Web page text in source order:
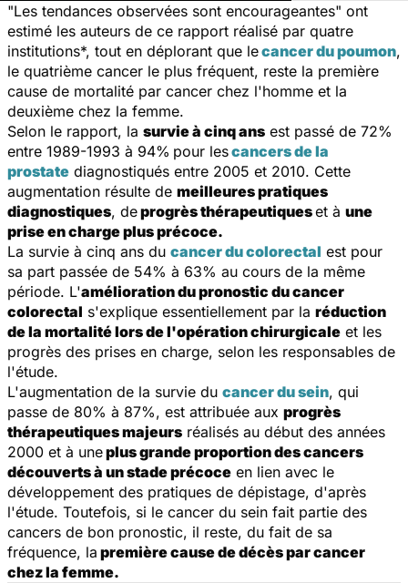
"Les tendances observées sont encourageantes" ont
estimé les auteurs de ce rapport réalisé par quatre
institutions*, tout en déplorant que lecancer du poumon,
le quatrième cancer le plus fréquent, reste la première
cause de mortalité par cancer chez l'homme et la
deuxième chez la femme.
Selon le rapport, la survie à cinq ans est passé de 72%
entre 1989-1993 à 94% pour lescancers de la
prostate diagnostiqués entre 2005 et 2010. Cette
augmentation résulte de meilleures pratiques
diagnostiques, deprogrès thérapeutiqueset à une
prise en charge plus précoce.
La survie à cinq ans du cancer du colorectal est pour
sa part passée de 54% à 63% au cours de la même
période. L'amélioration du pronostic du cancer
colorectal s'explique essentiellement par la réduction
de la mortalité lors de l'opération chirurgicale et les
progrès des prises en charge, selon les responsables de
l'étude.
L'augmentation de la survie du cancer du sein, qui
passe de 80% à 87%, est attribuée aux progrès
thérapeutiques majeurs réalisés au début des années
2000 et à uneplus grande proportion des cancers
découverts à un stade précoce en lien avec le
développement des pratiques de dépistage, d'après
l'étude. Toutefois, si le cancer du sein fait partie des
cancers de bon pronostic, il reste, du fait de sa
fréquence, la première cause de décès par cancer
chez la femme.